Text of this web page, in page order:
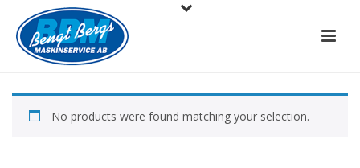
No products were found matching your selection.